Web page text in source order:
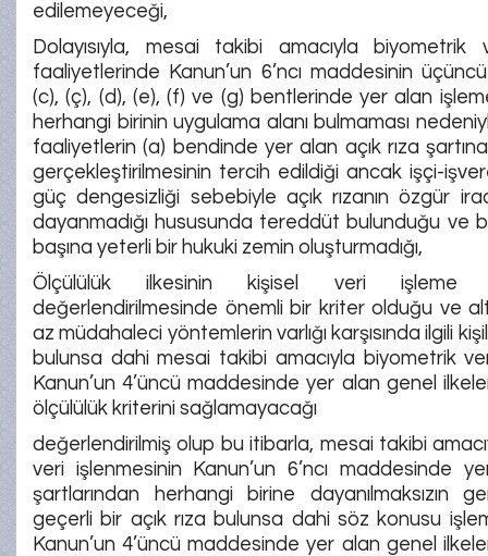
edilemeyeceği,
Dolayısıyla, mesai takibi amacıyla biyometrik
faaliyetlerinde Kanun’un 6’ncı maddesinin üçüncü
(c), (ç), (d), (e), (f) ve (g) bentlerinde yer alan
herhangi birinin uygulama alanı bulmaması
faaliyetlerin (a) bendinde yer alan açık rıza
gerçekleştirilmesinin tercih edildiği ancak işçi-
güç dengesizliği sebebiyle açık rızanın özgür
dayanmadığı hususunda tereddüt bulunduğu ve
başına yeterli bir hukuki zemin oluşturmadığı,
Ölçülülük ilkesinin kişisel veri işleme
değerlendirilmesinde önemli bir kriter olduğu ve
az müdahaleci yöntemlerin varlığı karşısında ilgili
bulunsa dahi mesai takibi amacıyla biyometrik
Kanun’un 4’üncü maddesinde yer alan genel
ölçülülük kriterini sağlamayacağı
değerlendirilmiş olup bu itibarla, mesai takibi
veri işlenmesinin Kanun’un 6’ncı maddesinde
şartlarından herhangi birine dayanılmaksızın
geçerli bir açık rıza bulunsa dahi söz konusu
Kanun’un 4’üncü maddesinde yer alan genel